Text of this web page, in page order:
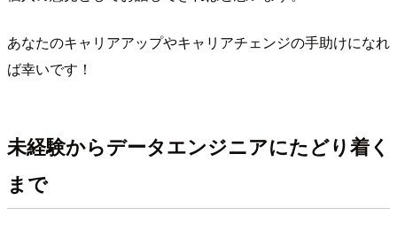
あなたのキャリアアップやキャリアチェンジの手助けになれ
ば幸いです！
未経験からデータエンジニアにたどり着く
まで